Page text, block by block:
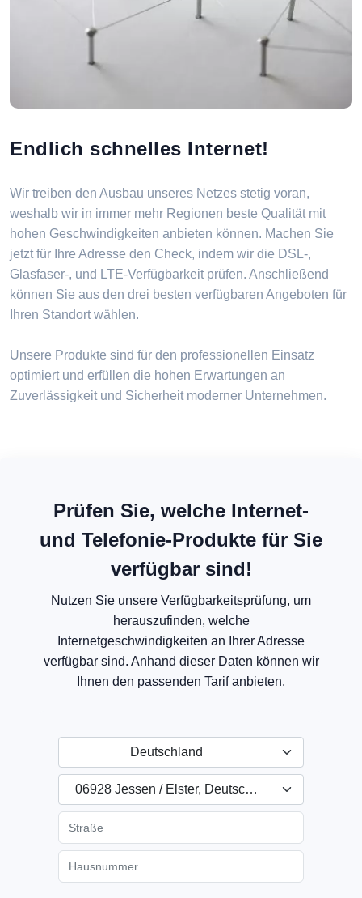
Endlich schnelles Internet!
Wir treiben den Ausbau unseres Netzes stetig voran,
weshalb wir in immer mehr Regionen beste Qualität mit
hohen Geschwindigkeiten anbieten können. Machen Sie
jetzt für Ihre Adresse den Check, indem wir die DSL-,
Glasfaser-, und LTE-Verfügbarkeit prüfen. Anschließend
können Sie aus den drei besten verfügbaren Angeboten für
Ihren Standort wählen.
Unsere Produkte sind für den professionellen Einsatz
optimiert und erfüllen die hohen Erwartungen an
Zuverlässigkeit und Sicherheit moderner Unternehmen.
Prüfen Sie, welche Internet-
und Telefonie-Produkte für Sie
verfügbar sind!
Nutzen Sie unsere Verfügbarkeitsprüfung, um
herauszufinden, welche
Internetgeschwindigkeiten an Ihrer Adresse
verfügbar sind. Anhand dieser Daten können wir
Ihnen den passenden Tarif anbieten.
Deutschland
06928 Jessen / Elster, Deutschland